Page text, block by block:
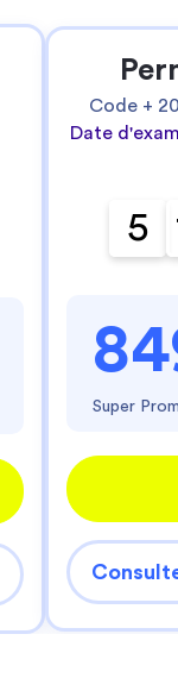
Code +
Date
5
Super